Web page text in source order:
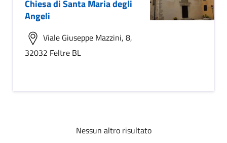
Chiesa di Santa Maria degli
Angeli
Viale Giuseppe Mazzini, 8,
32032 Feltre BL
Nessun altro risultato